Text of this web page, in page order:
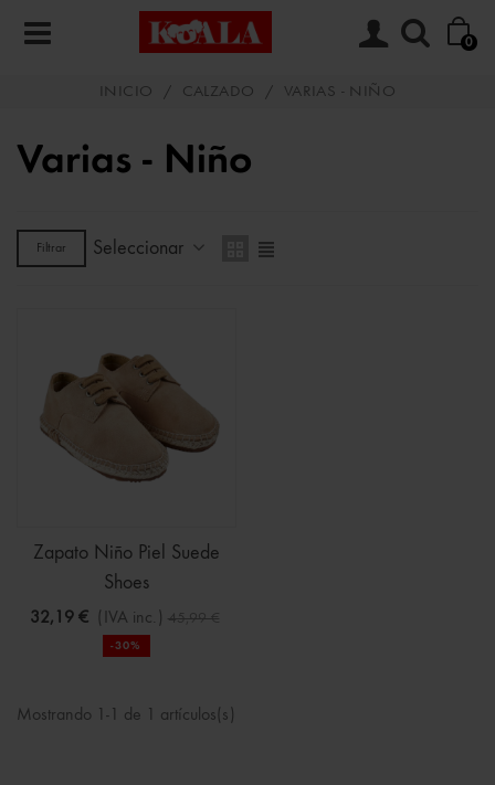
0
INICIO / CALZADO / VARIAS - NIÑO
Varias - Niño
Filtrar Seleccionar
Zapato Niño Piel Suede
Shoes
32,19 € (IVA inc.) 45,99 €
-30%
Mostrando 1-1 de 1 artículos(s)